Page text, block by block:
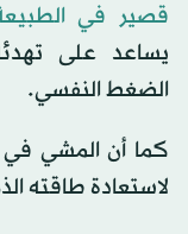
قصير في
يساعد على
الضغط النفسي.
كما أن المشي في
لاستعادة طاقته